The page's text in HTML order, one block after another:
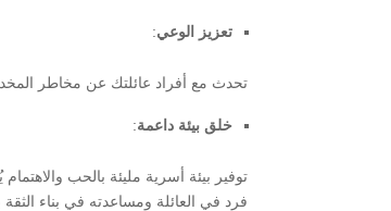
تعزيز الوعي:
تحدث مع أفراد عائلتك عن مخاطر
خلق بيئة داعمة:
توفير بيئة أسرية مليئة بالحب
فرد في العائلة ومساعدته في بناء الثقة